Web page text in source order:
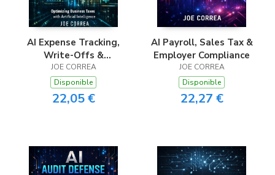
AI Expense Tracking,
Write-Offs &
Depreciation
JOE CORREA
Disponible
22,05 €
AI Payroll, Sales Tax &
Employer Compliance
JOE CORREA
Disponible
22,27 €